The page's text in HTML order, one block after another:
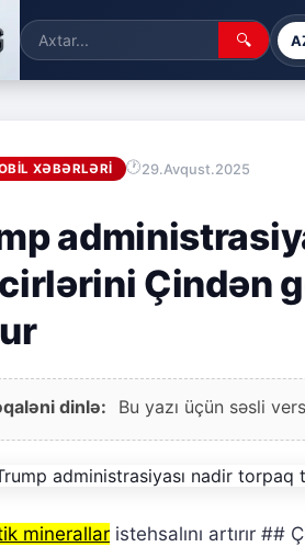
🔍
XƏBƏRLƏRI 29.Avqust.2025
Çindən
dinlə: Bu yazı üçün səsli
minerallar istehsalını artırır ##